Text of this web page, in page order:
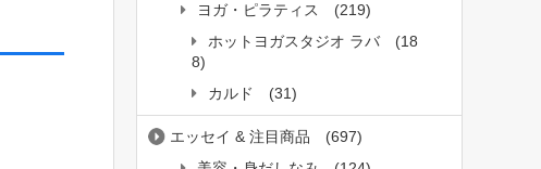
ヨガ・ピラティス
(219)
ホットヨガスタジオ ラバ
(18
8)
カルド
(31)
エッセイ & 注目商品
(697)